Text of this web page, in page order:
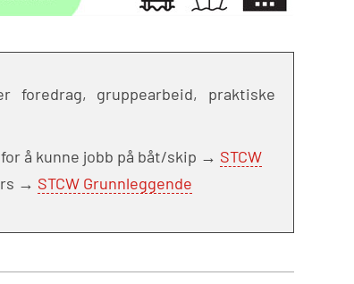
gruppearbeid, praktiske
å kunne jobb på båt/skip → STCW
→ STCW Grunnleggende